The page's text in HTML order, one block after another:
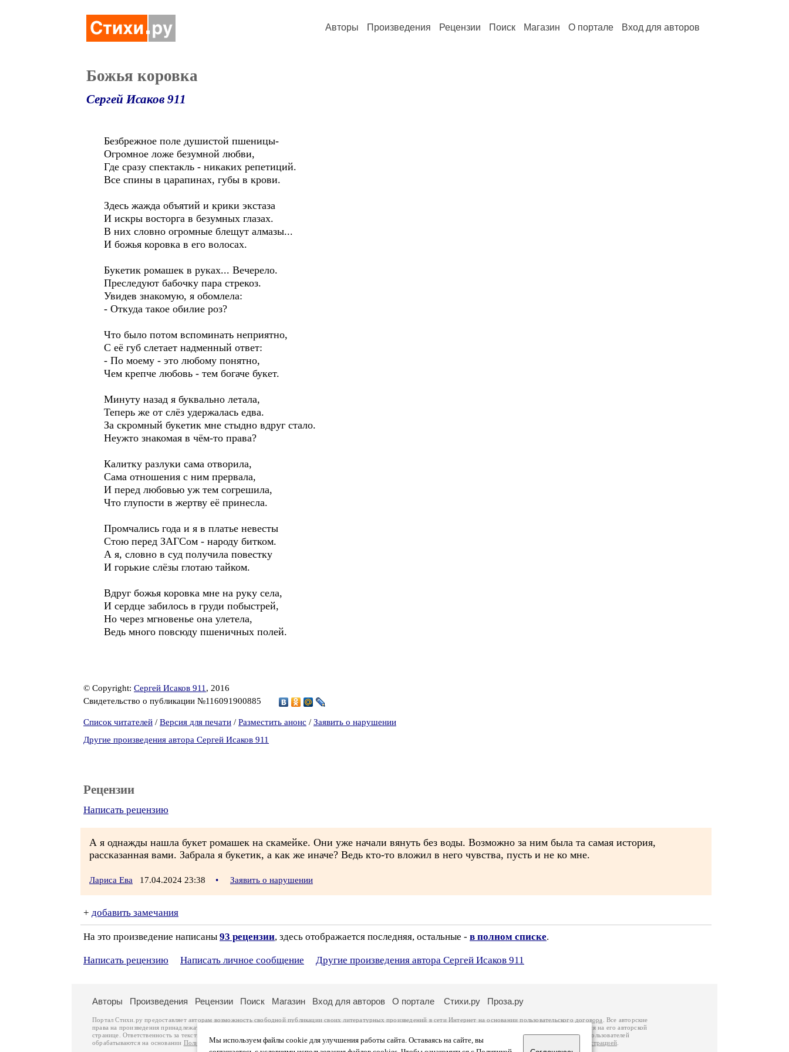
Авторы Произведения Рецензии Поиск Магазин О портале Вход для авторов
Божья коровка
Сергей Исаков 911
Безбрежное поле душистой пшеницы-
Огромное ложе безумной любви,
Где сразу спектакль - никаких репетиций.
Все спины в царапинах, губы в крови.
Здесь жажда объятий и крики экстаза
И искры восторга в безумных глазах.
В них словно огромные блещут алмазы...
И божья коровка в его волосах.
Букетик ромашек в руках... Вечерело.
Преследуют бабочку пара стрекоз.
Увидев знакомую, я обомлела:
- Откуда такое обилие роз?
Что было потом вспоминать неприятно,
С её губ слетает надменный ответ:
- По моему - это любому понятно,
Чем крепче любовь - тем богаче букет.
Минуту назад я буквально летала,
Теперь же от слёз удержалась едва.
За скромный букетик мне стыдно вдруг стало.
Неужто знакомая в чём-то права?
Калитку разлуки сама отворила,
Сама отношения с ним прервала,
И перед любовью уж тем согрешила,
Что глупости в жертву её принесла.
Промчались года и я в платье невесты
Стою перед ЗАГСом - народу битком.
А я, словно в суд получила повестку
И горькие слёзы глотаю тайком.
Вдруг божья коровка мне на руку села,
И сердце забилось в груди побыстрей,
Но через мгновенье она улетела,
Ведь много повсюду пшеничных полей.
© Copyright: Сергей Исаков 911 , 2016
Свидетельство о публикации №116091900885
Список читателей / Версия для печати / Разместить анонс / Заявить о нарушении
Другие произведения автора Сергей Исаков 911
Рецензии
Написать рецензию
А я однажды нашла букет ромашек на скамейке. Они уже начали вянуть без воды. Возможно за ним была та самая история,
рассказанная вами. Забрала я букетик, а как же иначе? Ведь кто-то вложил в него чувства, пусть и не ко мне.
Лариса Ева 17.04.2024 23:38 • Заявить о нарушении
+ добавить замечания
На это произведение написаны 93 рецензии, здесь отображается последняя, остальные - в полном списке.
Написать рецензию Написать личное сообщение Другие произведения автора Сергей Исаков 911
Мы используем файлы cookie для улучшения работы сайта. Оставаясь на сайте, вы
Авторы Произведения Рецензии Поиск Магазин Вход для авторов О портале Стихи.ру Проза.ру
Портал Стихи.ру предоставляет авторам возможность свободной публикации своих литературных произведений в сети Интернет на основаниипользовательского договора
. Все авторские
права на произведения принадлежат авторам и охраняются
. Перепечатка произведений возможна только с согласия его автора, к которому вы можете обратиться на его авторской
странице. Ответственность за тексты произведений авторы несут самостоятельно на основании
законодательства Российской Федерации. Данные пользователей
обрабатываются на основании Политики обработки персональных данных. Вы также можете посмотреть более подробнуюинформацию о портале связаться с администрацией